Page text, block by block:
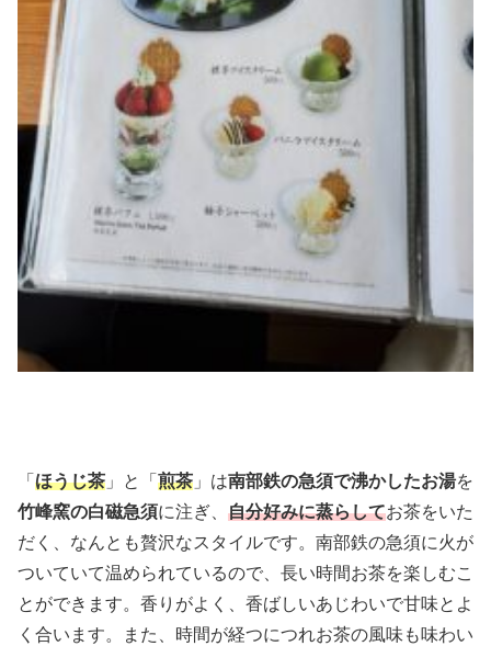
「 ほうじ茶 」と「 煎茶 」は南部鉄の急須で沸かしたお湯を
竹峰窯の白磁急須に注ぎ、 自分好みに蒸らしてお茶をいた
だく、なんとも贅沢なスタイルです。南部鉄の急須に火が
ついていて温められているので、長い時間お茶を楽しむこ
とができます。香りがよく、香ばしいあじわいで甘味とよ
く合います。また、時間が経つにつれお茶の風味も味わい